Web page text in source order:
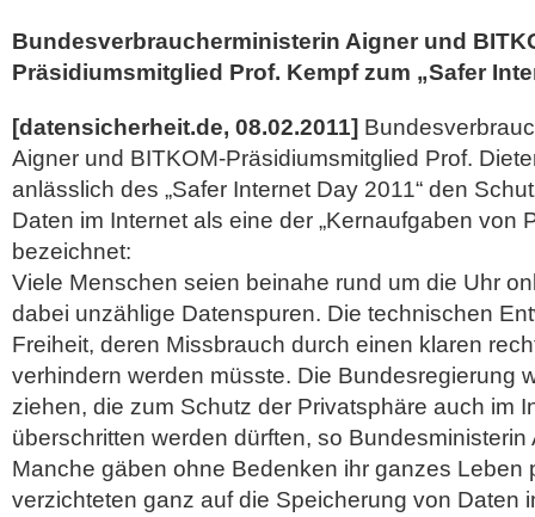
Bundesverbraucherministerin Aigner und
Präsidiumsmitglied Prof. Kempf zum „Safer
[datensicherheit.de, 08.02.2011]
Aigner und BITKOM-Präsidiumsmitglied Prof.
anlässlich des „Safer Internet Day 2011“ den
Daten im Internet als eine der „Kernaufgaben von
bezeichnet:
Viele Menschen seien beinahe rund um die Uhr
dabei unzählige Datenspuren. Die technischen
Freiheit, deren Missbrauch durch einen klaren
verhindern werden müsste. Die Bundesregierung
ziehen, die zum Schutz der Privatsphäre auch im
überschritten werden dürften, so Bundesministerin
Manche gäben ohne Bedenken ihr ganzes Leben
verzichteten ganz auf die Speicherung von Daten